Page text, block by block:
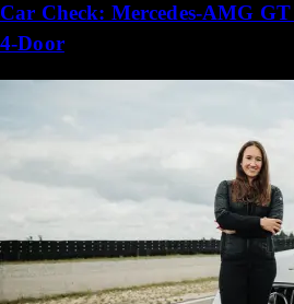
Car Check: Mercedes-AMG
4-Door